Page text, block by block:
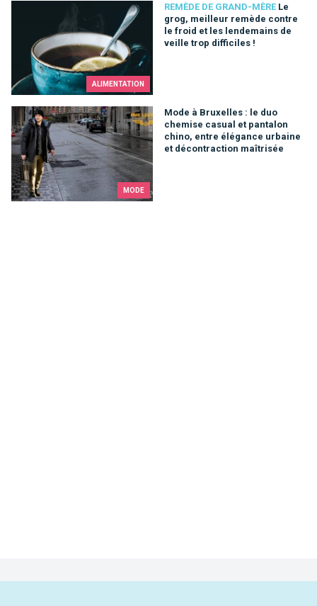
ALIMENTATION
REMÈDE DE GRAND-MÈRE Le
grog, meilleur remède contre
le froid et les lendemains de
veille trop difficiles !
Le grog, meilleur remède contre le froid et les lendemains
MODE
Mode à Bruxelles : le duo
chemise casual et pantalon
chino, entre élégance urbaine
et décontraction maîtrisée
Mode à Bruxelles : le duo chemise casual et pantalon chino,